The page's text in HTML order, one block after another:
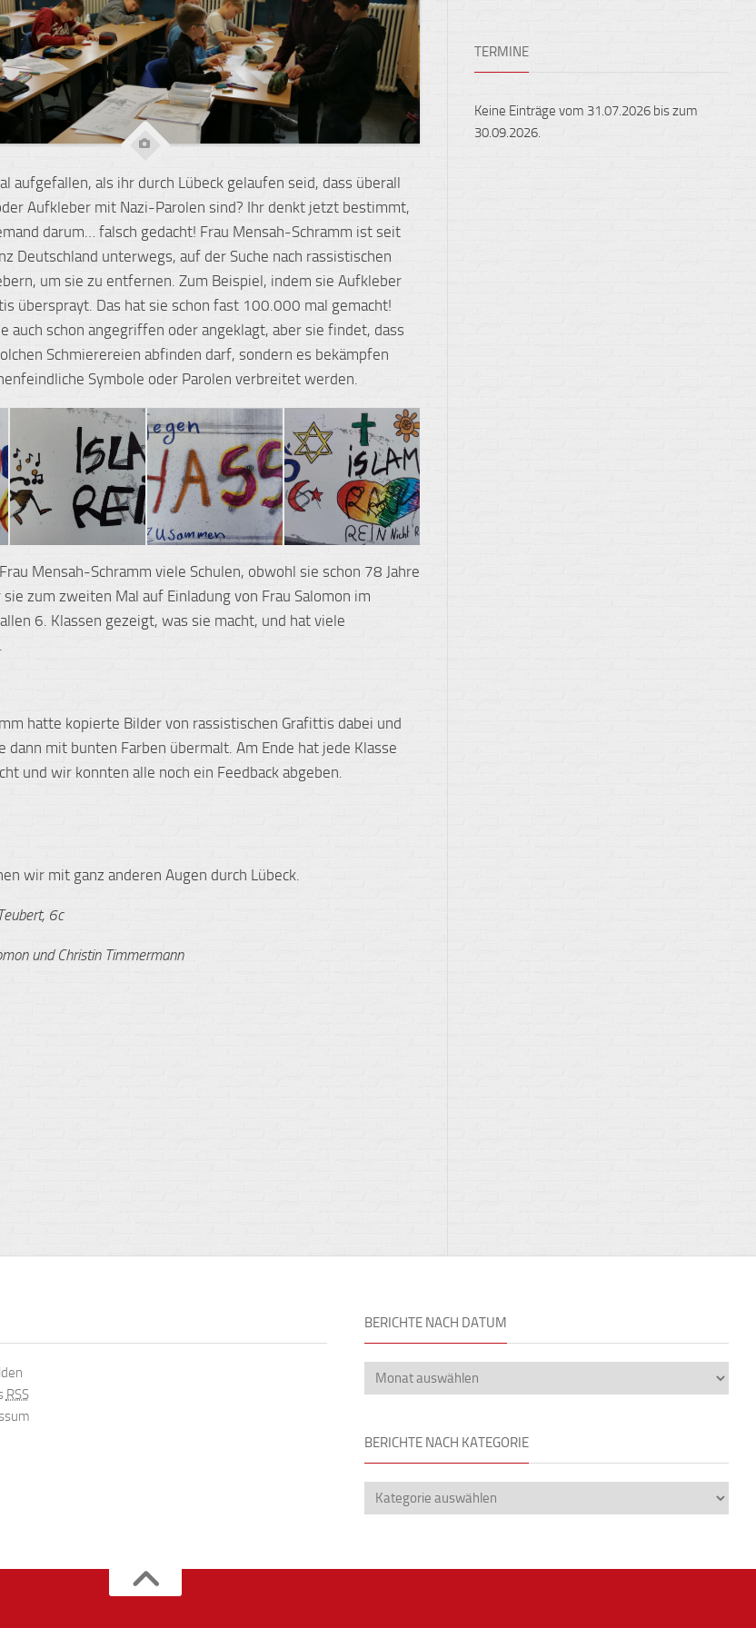
Orientierung
Feste,
Konzerte
Ausstellungen
aufgefallen, als ihr durch Lübeck gelaufen seid, dass überall
Aufkleber mit Nazi-Parolen sind? Ihr denkt jetzt bestimmt,
darum… falsch gedacht! Frau Mensah-Schramm ist seit
Deutschland unterwegs, auf der Suche nach rassistischen
um sie zu entfernen. Zum Beispiel, indem sie Aufkleber
übersprayt. Das hat sie schon fast 100.000 mal gemacht!
auch schon angegriffen oder angeklagt, aber sie findet, dass
Schmierereien abfinden darf, sondern es bekämpfen
Symbole oder Parolen verbreitet werden.
Mensah-Schramm viele Schulen, obwohl sie schon 78 Jahre
zum zweiten Mal auf Einladung von Frau Salomon im
6. Klassen gezeigt, was sie macht, und hat viele
hatte kopierte Bilder von rassistischen Grafittis dabei und
dann mit bunten Farben übermalt. Am Ende hat jede Klasse
und wir konnten alle noch ein Feedback abgeben.
wir mit ganz anderen Augen durch Lübeck.
6c
und Christin Timmermann
TERMINE
Keine Einträge vom 31.07.2026 bis zum
30.09.2026.
RSS
BERICHTE NACH DATUM
BERICHTE NACH KATEGORIE